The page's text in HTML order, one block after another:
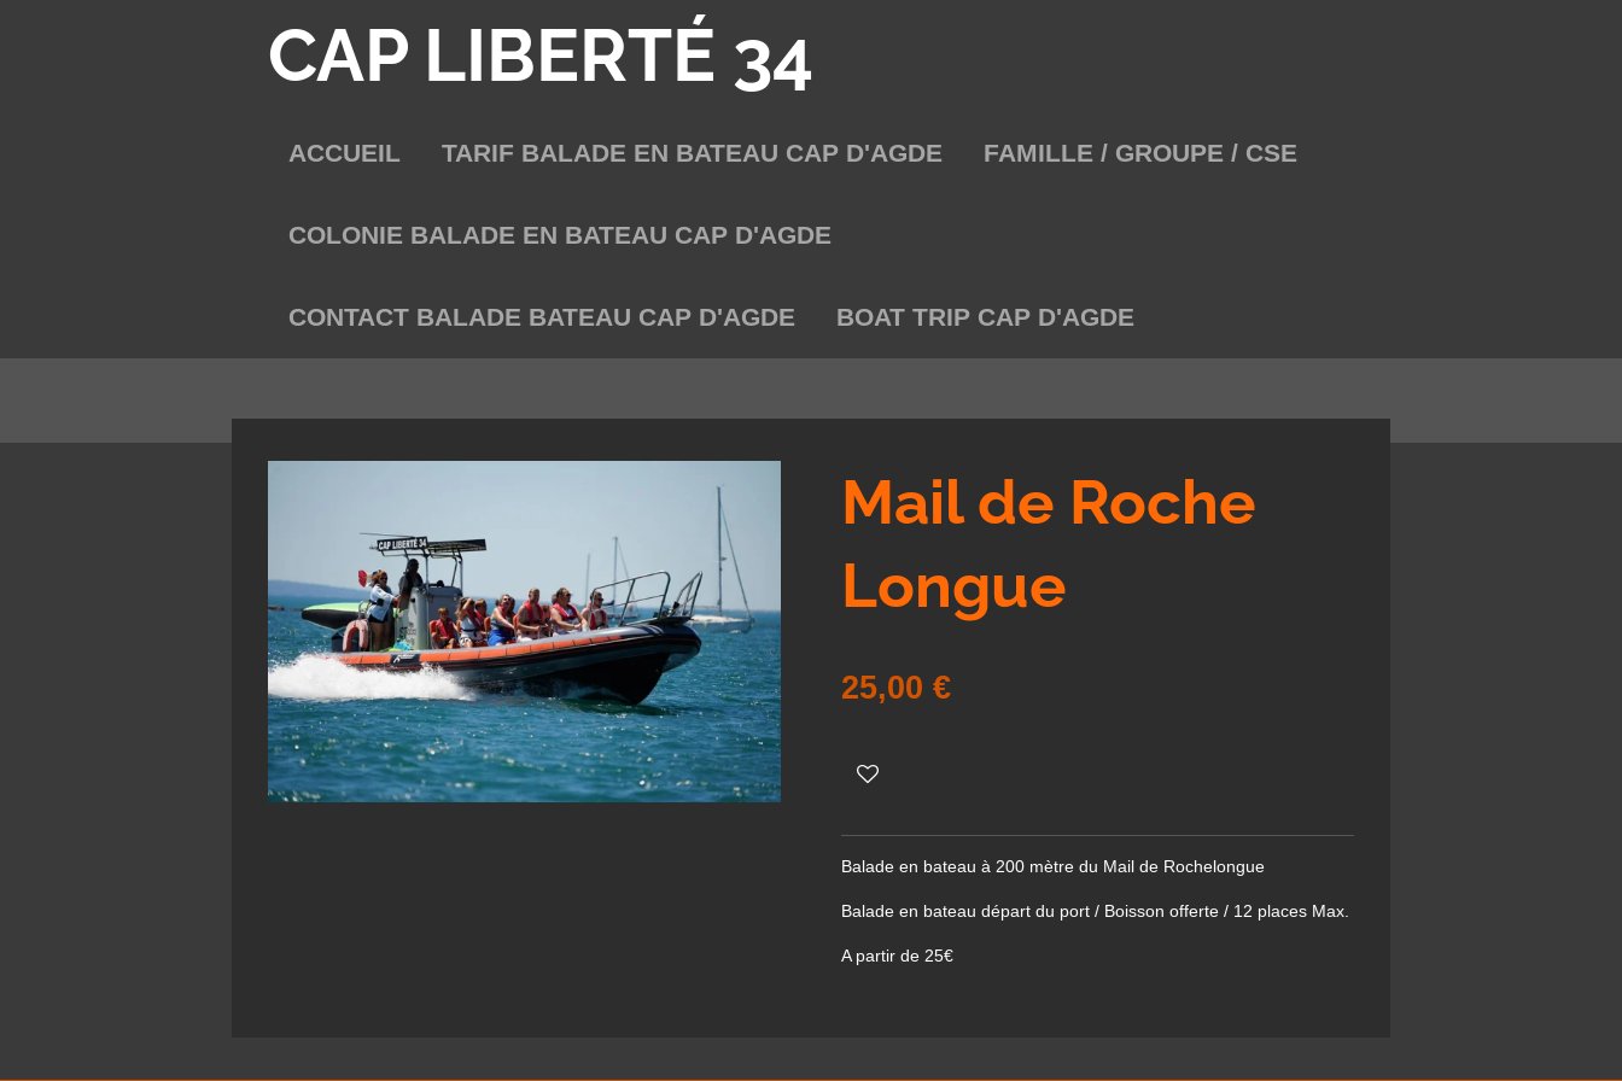
CAP LIBERTÉ 34
ACCUEIL TARIF BALADE EN BATEAU CAP D'AGDE FAMILLE / GROUPE / CSE
COLONIE BALADE EN BATEAU CAP D'AGDE
CONTACT BALADE BATEAU CAP D'AGDE BOAT TRIP CAP D'AGDE
Mail de Roche
Longue
25,00 €
Balade en bateau à 200 mètre du Mail de Rochelongue
Balade en bateau départ du port / Boisson offerte / 12 places Max.
A partir de 25€